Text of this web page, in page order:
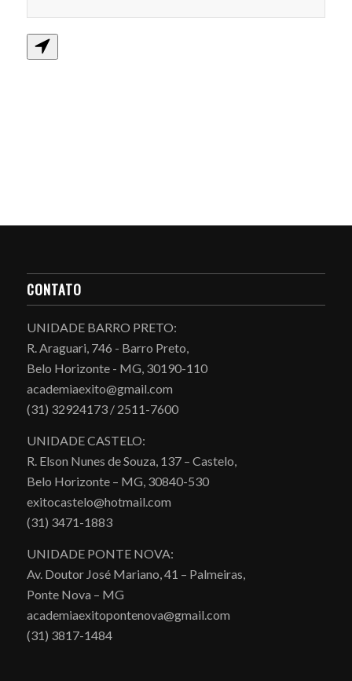
CONTATO
UNIDADE BARRO PRETO:
R. Araguari, 746 - Barro Preto,
Belo Horizonte - MG, 30190-110
academiaexito@gmail.com
(31) 32924173 / 2511-7600
UNIDADE CASTELO:
R. Elson Nunes de Souza, 137 – Castelo,
Belo Horizonte – MG, 30840-530
exitocastelo@hotmail.com
(31) 3471-1883
UNIDADE PONTE NOVA:
Av. Doutor José Mariano, 41 – Palmeiras,
Ponte Nova – MG
academiaexitopontenova@gmail.com
(31) 3817-1484